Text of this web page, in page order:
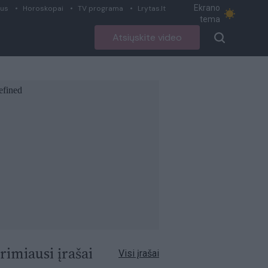
Horoskopai TV programa Lrytas.lt
Ekrano
tema
Atsiųskite video
įrašai Visi įrašai